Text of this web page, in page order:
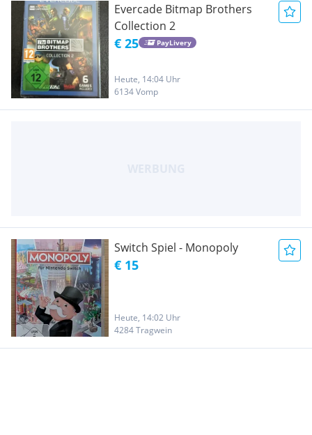
Evercade Bitmap Brothers
Collection 2
€ 25 PayLivery
Heute, 14:04 Uhr
6134 Vomp
Switch Spiel - Monopoly
€ 15
Heute, 14:02 Uhr
4284 Tragwein